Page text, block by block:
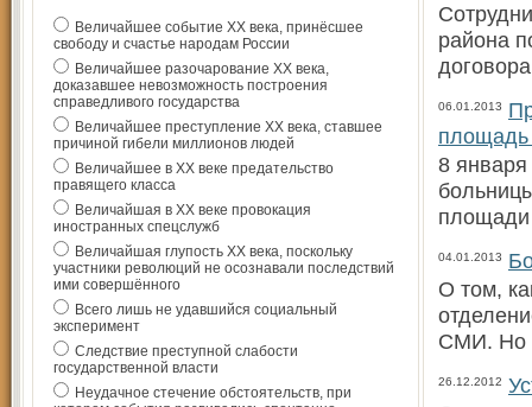
Величайшее событие ХХ века, принёсшее
свободу и счастье народам России
Величайшее разочарование ХХ века,
доказавшее невозможность построения
справедливого государства
Величайшее преступление ХХ века, ставшее
причиной гибели миллионов людей
Величайшее в ХХ веке предательство
правящего класса
Величайшая в ХХ веке провокация
иностранных спецслужб
Величайшая глупость ХХ века, поскольку
участники революций не осознавали последствий
ими совершённого
Всего лишь не удавшийся социальный
эксперимент
Следствие преступной слабости
государственной власти
Неудачное стечение обстоятельств, при
района
06.01.2013
8 января
04.01.2013
О том,
СМИ. Но
26.12.2012